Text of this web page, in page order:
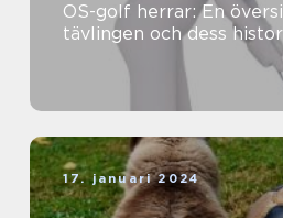
OS-golf herrar: En
tävlingen och dess
17. januari 2024